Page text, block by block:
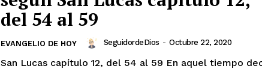
del 54 al 59
EVANGELIO DE HOY SeguidordeDios - Octubre 22, 2020
San Lucas capítulo 12, del 54 al 59 En aquel tiempo decía